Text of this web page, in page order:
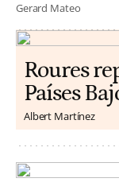
Gerard Mateo
Roures
Países
Albert Martínez